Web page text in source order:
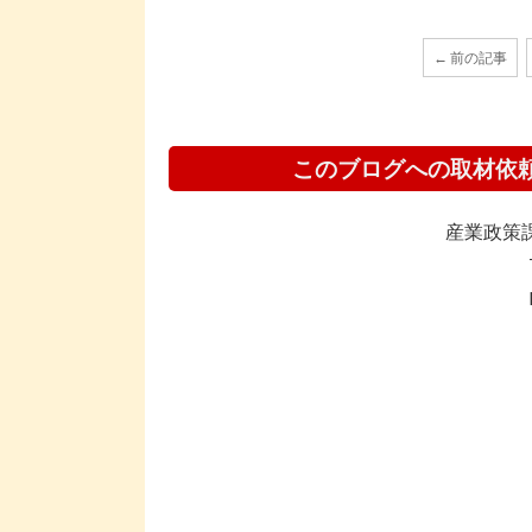
← 前の記事
このブログへの取材依
産業政策